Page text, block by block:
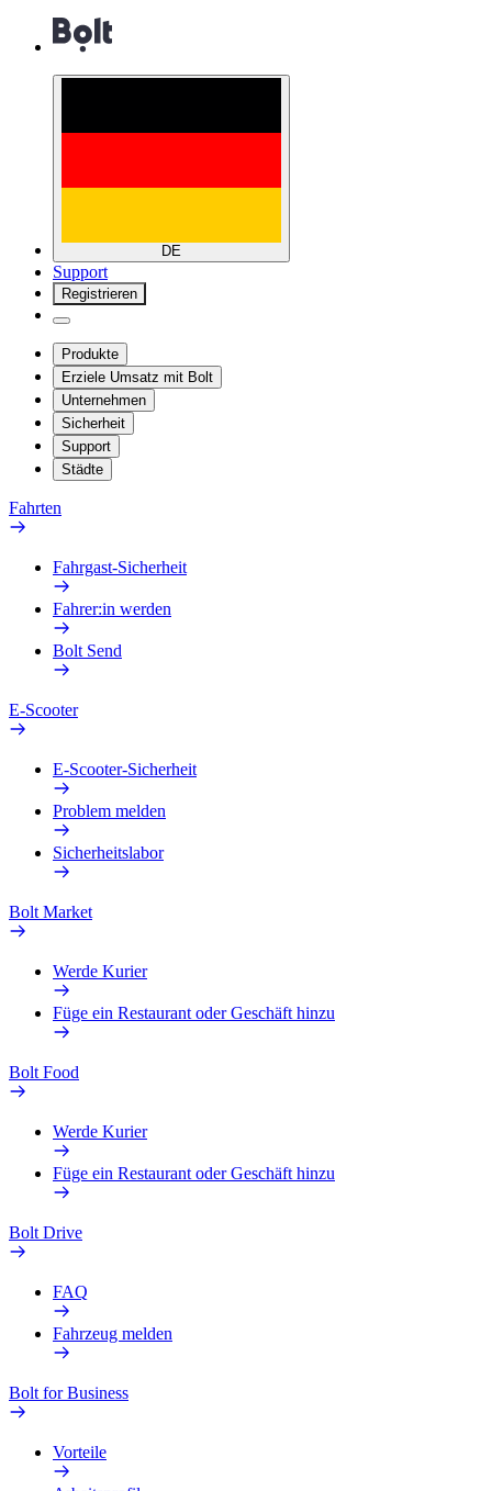
DE
Support
Registrieren
Produkte
Erziele Umsatz mit Bolt
Unternehmen
Sicherheit
Support
Städte
Fahrten
Fahrgast-Sicherheit
Fahrer:in werden
Bolt Send
E-Scooter
E-Scooter-Sicherheit
Problem melden
Sicherheitslabor
Bolt Market
Werde Kurier
Füge ein Restaurant oder Geschäft hinzu
Bolt Food
Werde Kurier
Füge ein Restaurant oder Geschäft hinzu
Bolt Drive
FAQ
Fahrzeug melden
Bolt for Business
Vorteile